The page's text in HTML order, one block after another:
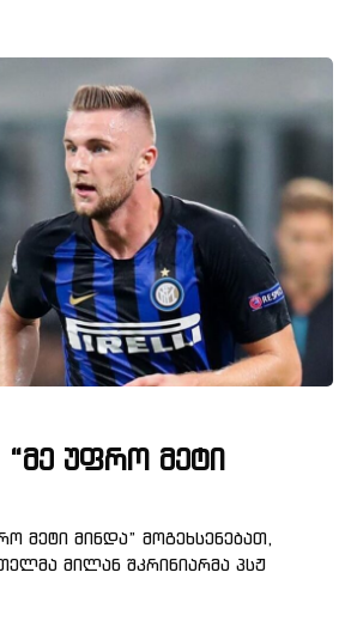
“მე უფრო მეტი
მეტი მინდა” მოგეხსენებათ,
მილან შკრინიარმა პსჟ